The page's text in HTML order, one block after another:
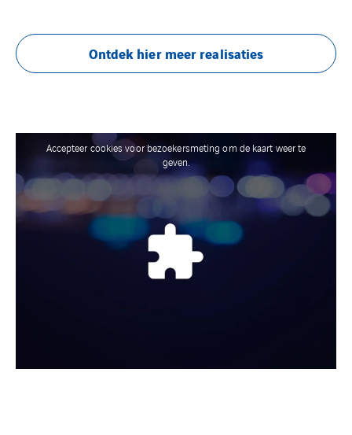
Ontdek hier meer realisaties
Accepteer cookies voor bezoekersmeting om de kaart weer te
geven.